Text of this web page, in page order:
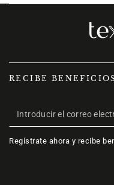
RECIBE
Introducir
el
correo
Regístrate ahora y recibe